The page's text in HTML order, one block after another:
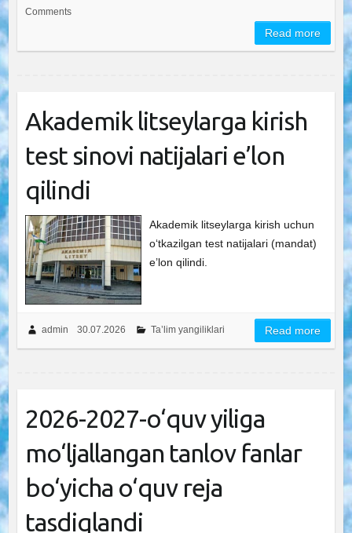
Comments
Read more
Akademik litseylarga kirish
test sinovi natijalari e’lon
qilindi
Akademik litseylarga kirish uchun
o‘tkazilgan test natijalari (mandat)
e’lon qilindi.
admin 30.07.2026 Ta’lim yangiliklari Read more
2026-2027-o‘quv yiliga
mo‘ljallangan tanlov fanlar
bo‘yicha o‘quv reja
tasdiqlandi